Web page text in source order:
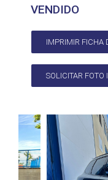
VENDIDO
IMPRIMIR FICHA
SOLICITAR FOTO